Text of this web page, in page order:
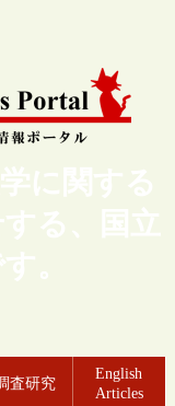
に関する
る、国立
。
査研究
English
Articles